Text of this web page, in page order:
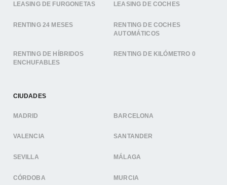
LEASING DE FURGONETAS LEASING DE COCHES
RENTING 24 MESES
RENTING DE COCHES
AUTOMÁTICOS
RENTING DE HÍBRIDOS
ENCHUFABLES
RENTING DE KILÓMETRO 0
CIUDADES
MADRID BARCELONA
VALENCIA SANTANDER
SEVILLA MÁLAGA
CÓRDOBA MURCIA